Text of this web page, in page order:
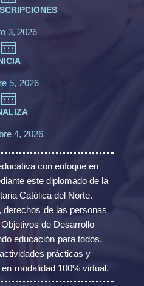
3, 2026
5, 2026
4, 2026
con enfoque en
este diplomado de la
Católica del Norte.
derechos de las personas
de Desarrollo
educación para todos.
prácticas y
modalidad 100% virtual.